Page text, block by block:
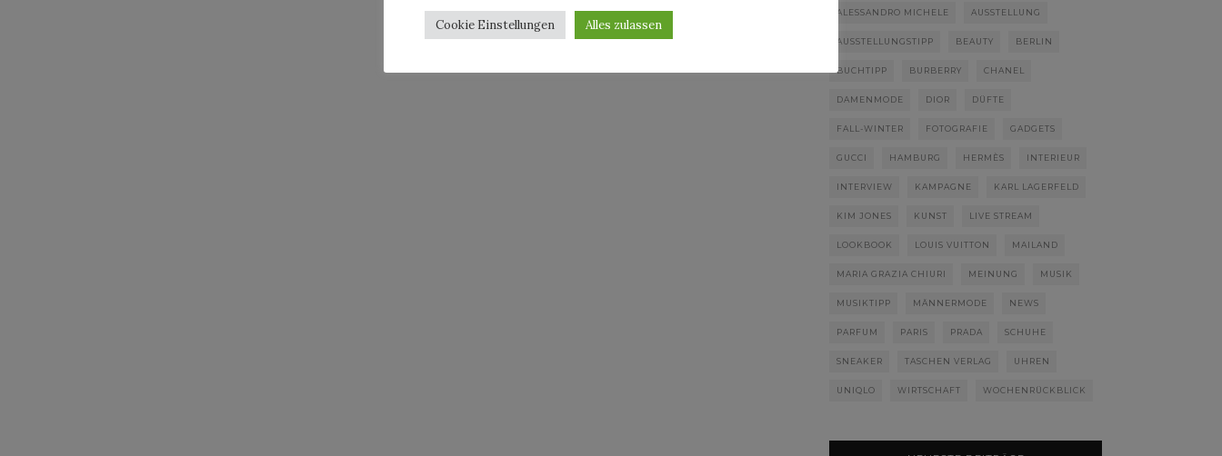
ALESSANDRO MICHELE AUSSTELLUNG
AUSSTELLUNGSTIPP BEAUTY BERLIN
BUCHTIPP BURBERRY CHANEL
DAMENMODE DIOR DÜFTE
FALL-WINTER FOTOGRAFIE GADGETS
GUCCI HAMBURG HERMÈS INTERIEUR
INTERVIEW KAMPAGNE KARL LAGERFELD
KIM JONES KUNST LIVE STREAM
LOOKBOOK LOUIS VUITTON MAILAND
MARIA GRAZIA CHIURI MEINUNG MUSIK
MUSIKTIPP MÄNNERMODE NEWS
PARFUM PARIS PRADA SCHUHE
SNEAKER TASCHEN VERLAG UHREN
UNIQLO WIRTSCHAFT WOCHENRÜCKBLICK
Cookie Einstellungen Alles zulassen